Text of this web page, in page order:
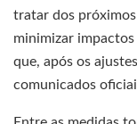
tratar dos
minimizar
que, após os
comunicados